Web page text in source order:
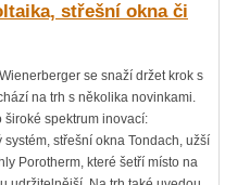
střešní okna či
se snaží držet krok s
na trh s několika novinkami.
široké spektrum inovací:
systém, střešní okna Tondach, užší
Porotherm, které šetří místo na